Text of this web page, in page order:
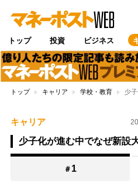
トップ 投資 ビジネス
トップ キャリア 学校・教育 少
キャリア
少子化が進む中でなぜ新設
＃ 1